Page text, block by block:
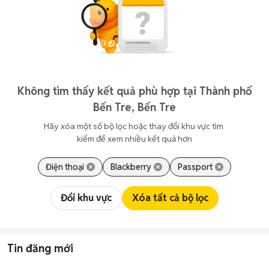
Không tìm thấy kết quả phù hợp tại Thành phố
Bến Tre, Bến Tre
Hãy xóa một số bộ lọc hoặc thay đổi khu vực tìm
kiếm để xem nhiều kết quả hơn
Điện thoại Blackberry Passport
Đổi khu vực Xóa tất cả bộ lọc
Tin đăng mới